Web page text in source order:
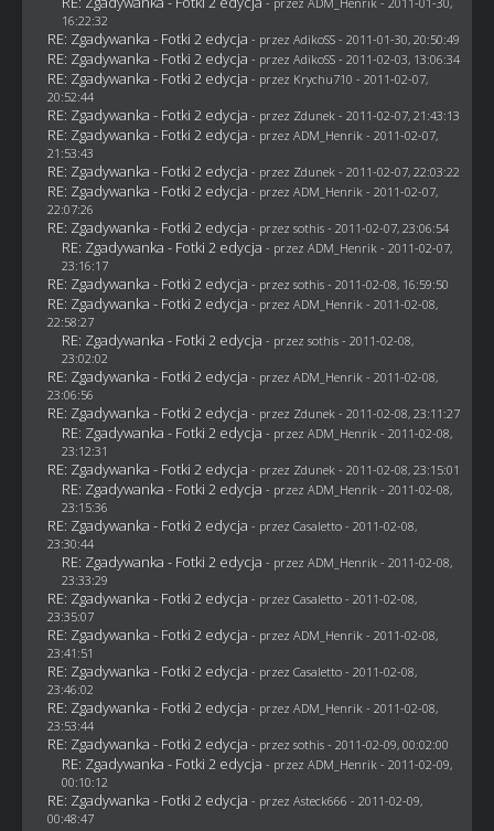
16:22:32
RE: Zgadywanka - Fotki 2 edycja - przez AdikoSS - 2011-01-30, 20:50:49
RE: Zgadywanka - Fotki 2 edycja - przez AdikoSS - 2011-02-03, 13:06:34
RE: Zgadywanka - Fotki 2 edycja - przez Krychu710 - 2011-02-07,
20:52:44
RE: Zgadywanka - Fotki 2 edycja - przez Zdunek - 2011-02-07, 21:43:13
RE: Zgadywanka - Fotki 2 edycja - przez ADM_Henrik - 2011-02-07,
21:53:43
RE: Zgadywanka - Fotki 2 edycja - przez Zdunek - 2011-02-07, 22:03:22
RE: Zgadywanka - Fotki 2 edycja - przez ADM_Henrik - 2011-02-07,
22:07:26
RE: Zgadywanka - Fotki 2 edycja - przez sothis- 2011-02-07, 23:06:54
RE: Zgadywanka - Fotki 2 edycja - przez ADM_Henrik - 2011-02-07,
23:16:17
RE: Zgadywanka - Fotki 2 edycja - przez sothis- 2011-02-08, 16:59:50
RE: Zgadywanka - Fotki 2 edycja - przez ADM_Henrik - 2011-02-08,
22:58:27
RE: Zgadywanka - Fotki 2 edycja - przez sothis- 2011-02-08,
23:02:02
RE: Zgadywanka - Fotki 2 edycja - przez ADM_Henrik - 2011-02-08,
23:06:56
RE: Zgadywanka - Fotki 2 edycja - przez Zdunek - 2011-02-08, 23:11:27
RE: Zgadywanka - Fotki 2 edycja - przez ADM_Henrik - 2011-02-08,
23:12:31
RE: Zgadywanka - Fotki 2 edycja - przez Zdunek - 2011-02-08, 23:15:01
RE: Zgadywanka - Fotki 2 edycja - przez ADM_Henrik - 2011-02-08,
23:15:36
RE: Zgadywanka - Fotki 2 edycja - przez Casaletto- 2011-02-08,
23:30:44
RE: Zgadywanka - Fotki 2 edycja - przez ADM_Henrik - 2011-02-08,
23:33:29
RE: Zgadywanka - Fotki 2 edycja - przez Casaletto- 2011-02-08,
23:35:07
RE: Zgadywanka - Fotki 2 edycja - przez ADM_Henrik - 2011-02-08,
23:41:51
RE: Zgadywanka - Fotki 2 edycja - przez Casaletto- 2011-02-08,
23:46:02
RE: Zgadywanka - Fotki 2 edycja - przez ADM_Henrik - 2011-02-08,
23:53:44
RE: Zgadywanka - Fotki 2 edycja - przez sothis- 2011-02-09, 00:02:00
RE: Zgadywanka - Fotki 2 edycja - przez ADM_Henrik - 2011-02-09,
00:10:12
RE: Zgadywanka - Fotki 2 edycja - przez Asteck666 - 2011-02-09,
00:48:47